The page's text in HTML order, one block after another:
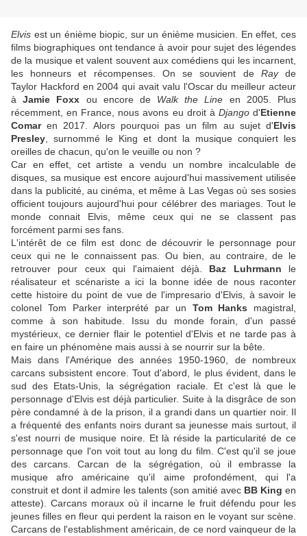
Elvis est un énième biopic, sur un énième musicien. En effet, ces
films biographiques ont tendance à avoir pour sujet des légendes
de la musique et valent souvent aux comédiens qui les incarnent,
les honneurs et récompenses. On se souvient de Rayde
Taylor Hackford en 2004 qui avait valu l'Oscar du meilleur acteur
àJamie Foxx ou encore de Walk the Line en 2005. Plus
récemment, en France, nous avons eu droit à Djangod'Etienne
Comaren 2017. Alors pourquoi pas un film au sujet d'Elvis
Presley , surnommé le King et dont la musique conquiert les
oreilles de chacun, qu'on le veuille ou non ?
Car en effet, cet artiste a vendu un nombre incalculable de
disques, sa musique est encore aujourd'hui massivement utilisée
dans la publicité, au cinéma, et même à Las Vegas où ses sosies
officient toujours aujourd'hui pour célébrer des mariages. Tout le
monde connait Elvis, même ceux qui ne se classent pas
forcément parmi ses fans.
L'intérêt de ce film est donc de découvrir le personnage pour
ceux qui ne le connaissent pas. Ou bien, au contraire, de le
retrouver pour ceux qui l'aimaient déjà. Baz Luhrmann le
réalisateur et scénariste a ici la bonne idée de nous raconter
cette histoire du point de vue de l'impresario d'Elvis, à savoir le
colonel Tom Parker interprété par un Tom Hanks magistral,
comme à son habitude. Issu du monde forain, d'un passé
mystérieux, ce dernier flair le potentiel d'Elvis et ne tarde pas à
en faire un phénomène mais aussi à se nourrir sur la bête.
Mais dans l'Amérique des années 1950-1960, de nombreux
carcans subsistent encore. Tout d'abord, le plus évident, dans le
sud des Etats-Unis, la ségrégation raciale. Et c'est là que le
personnage d'Elvis est déjà particulier. Suite à la disgrâce de son
père condamné à de la prison, il a grandi dans un quartier noir. Il
a fréquenté des enfants noirs durant sa jeunesse mais surtout, il
s'est nourri de musique noire. Et là réside la particularité de ce
personnage que l'on voit tout au long du film. C'est qu'il se joue
des carcans. Carcan de la ségrégation, où il embrasse la
musique afro américaine qu'il aime profondément, qui l'a
construit et dont il admire les talents (son amitié avec BB King en
atteste). Carcans moraux où il incarne le fruit défendu pour les
jeunes filles en fleur qui perdent la raison en le voyant sur scène.
Carcans de l'establishment américain, de ce nord vainqueur de la